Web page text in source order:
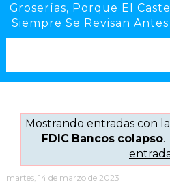
Groserías, Porque El
Siempre Se Revisan
Mostrando entradas con
FDIC Bancos colapso.
martes, 14 de marzo de 2023